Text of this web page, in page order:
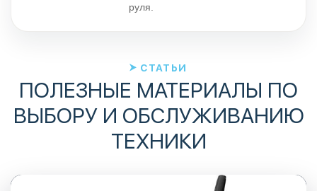
руля.
СТАТЬИ
ПОЛЕЗНЫЕ МАТЕРИАЛЫ ПО
ВЫБОРУ И ОБСЛУЖИВАНИЮ
ТЕХНИКИ